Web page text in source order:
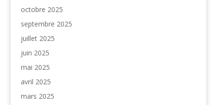
octobre 2025
septembre 2025
juillet 2025
juin 2025
mai 2025
avril 2025
mars 2025